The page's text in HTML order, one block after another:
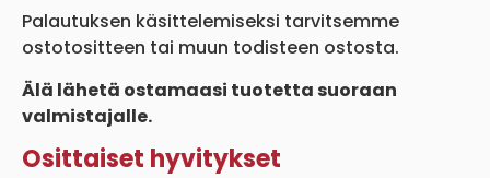
Palautuksen käsittelemiseksi tarvitsemme
ostotositteen tai muun todisteen ostosta.
Älä lähetä ostamaasi tuotetta suoraan
valmistajalle.
Osittaiset hyvitykset